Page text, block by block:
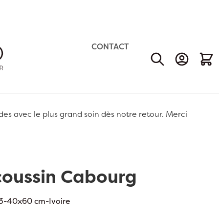
CONTACT
avec le plus grand soin dès notre retour. Merci
Cabourg
40x60 cm-Ivoire